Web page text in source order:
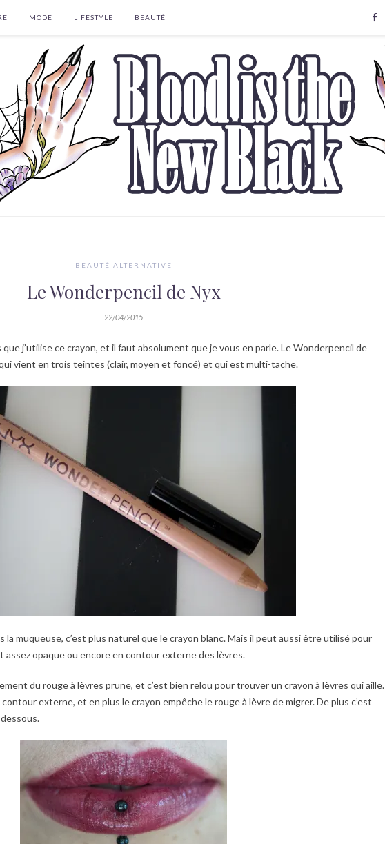
MODE LIFESTYLE BEAUTÉ
BEAUTÉ ALTERNATIVE
Le Wonderpencil de Nyx
22/04/2015
j’utilise ce crayon, et il faut absolument que je vous en parle. Le Wonderpencil de
vient en trois teintes (clair, moyen et foncé) et qui est multi-tache.
muqueuse, c’est plus naturel que le crayon blanc. Mais il peut aussi être utilisé pour
assez opaque ou encore en contour externe des lèvres.
du rouge à lèvres prune, et c’est bien relou pour trouver un crayon à lèvres qui aille.
contour externe, et en plus le crayon empêche le rouge à lèvre de migrer. De plus c’est